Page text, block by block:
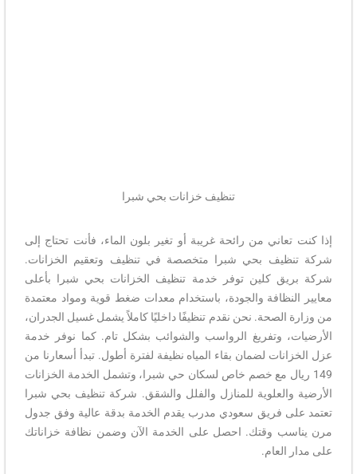
تنظيف خزانات بحي شبرا
إذا كنت تعاني من رائحة غريبة أو تغير بلون الماء، فأنت تحتاج إلى
شركة تنظيف بحي شبرا متخصصة في تنظيف وتعقيم الخزانات.
شركة بريق كلين توفر خدمة تنظيف الخزانات بحي شبرا بأعلى
معايير النظافة والجودة، باستخدام معدات ضغط قوية ومواد معتمدة
من وزارة الصحة. نحن نقدم تنظيفًا داخليًا كاملاً يشمل غسيل الجدران،
الأرضيات، وتفريغ الرواسب والشوائب بشكل تام. كما نوفر خدمة
عزل الخزانات لضمان بقاء المياه نظيفة لفترة أطول. تبدأ أسعارنا من
149 ريال مع خصم خاص لسكان حي شبرا، وتشمل الخدمة الخزانات
الأرضية والعلوية للمنازل والفلل والشقق. شركة تنظيف بحي شبرا
تعتمد على فريق سعودي مدرب يقدم الخدمة بدقة عالية وفق جدول
مرن يناسب وقتك. احصل على الخدمة الآن وضمن نظافة خزاناتك
على مدار العام.